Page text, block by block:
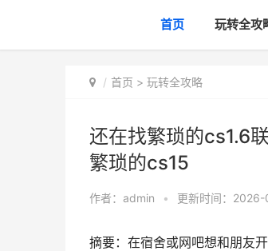
首页 玩转全攻
首页 > 玩转全攻略
还在找繁琐的cs1.6
繁琐的cs15
作者： admin • 更新时间：
摘要：在宿舍或网吧想和朋友